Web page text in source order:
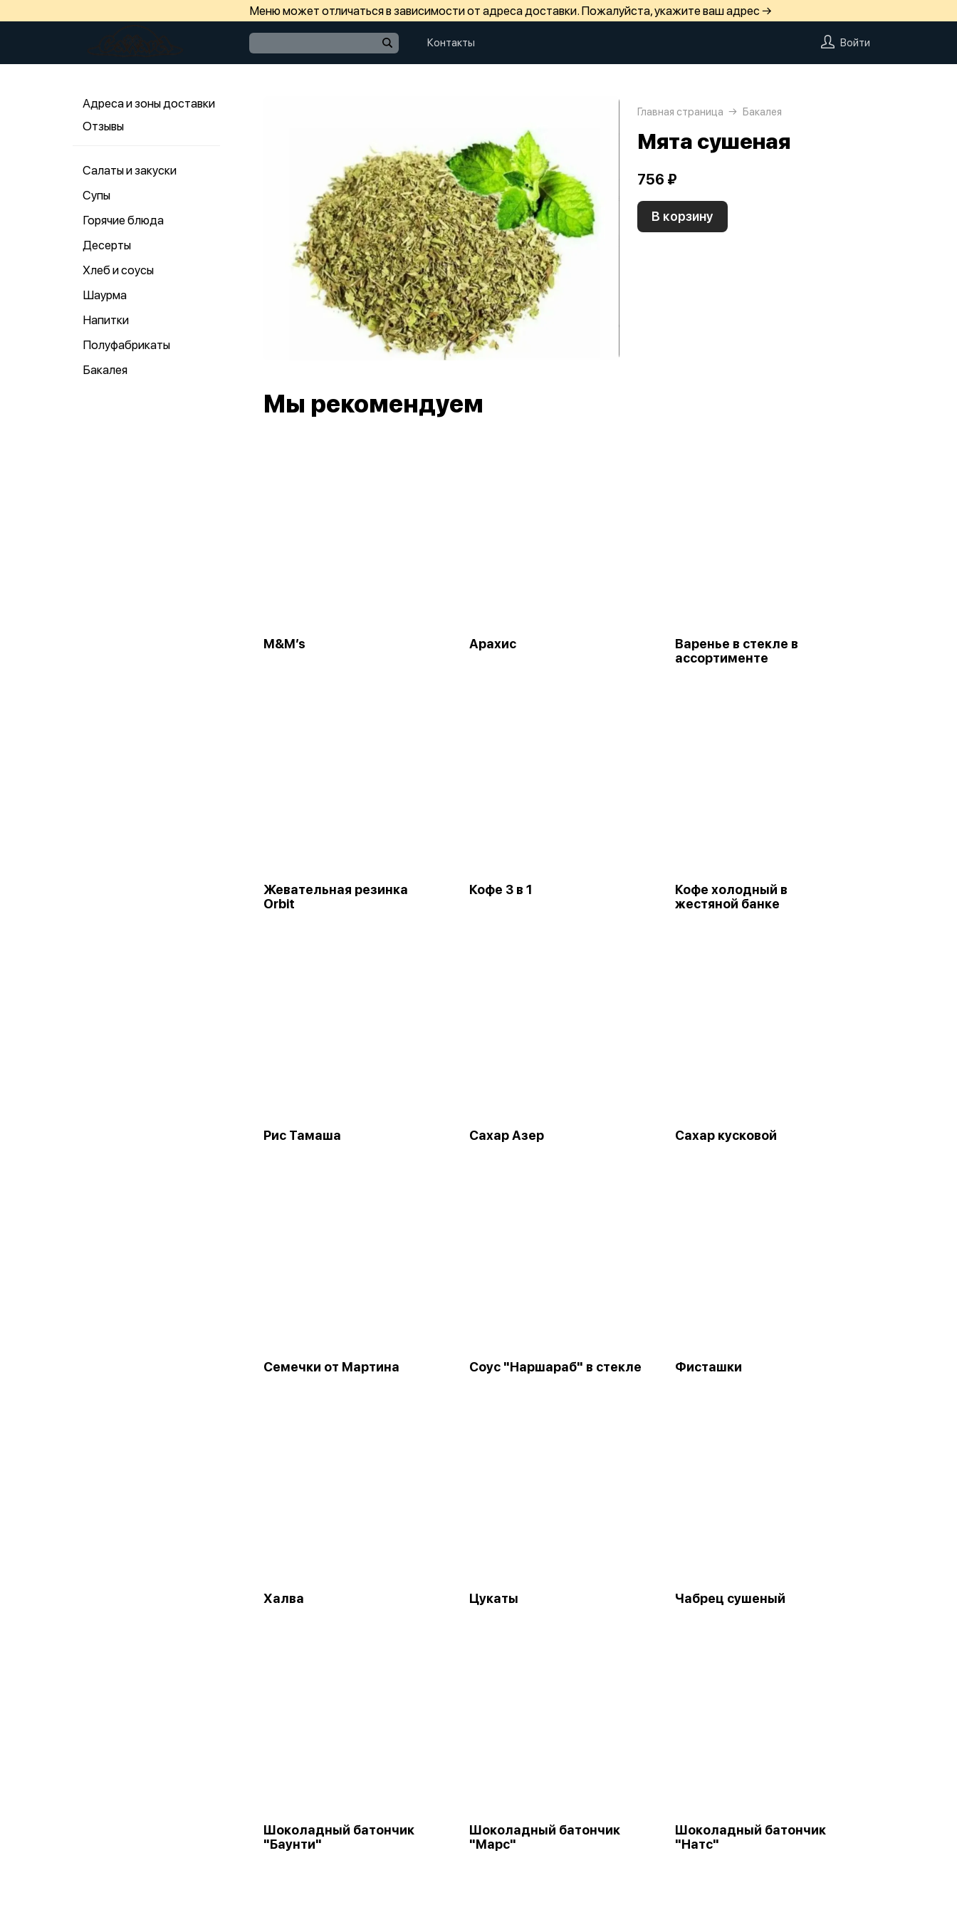
Меню может отличаться в зависимости от адреса доставки. Пожалуйста, укажите ваш адрес →
Контакты Войти
Адреса и зоны доставки
Отзывы
Салаты и закуски
Супы
Горячие блюда
Десерты
Хлеб и соусы
Шаурма
Напитки
Полуфабрикаты
Бакалея
Главная страница Бакалея
Мята сушеная
756 ₽
В корзину
Мы рекомендуем
M&M’s Арахис
Варенье в стекле в
ассортименте
Жевательная резинка
Orbit
Кофе 3 в 1
Кофе холодный в
жестяной банке
Рис Тамаша Сахар Азер Сахар кусковой
Семечки от Мартина Соус "Наршараб" в стекле Фисташки
Халва Цукаты Чабрец сушеный
Шоколадный батончик
"Баунти"
Шоколадный батончик
"Марс"
Шоколадный батончик
"Натс"